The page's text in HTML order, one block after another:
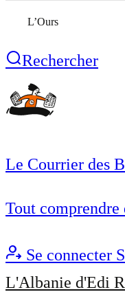
L’Ours
Rechercher
Le Courrier des
Tout comprendre
Se connecter
L'Albanie d'Edi